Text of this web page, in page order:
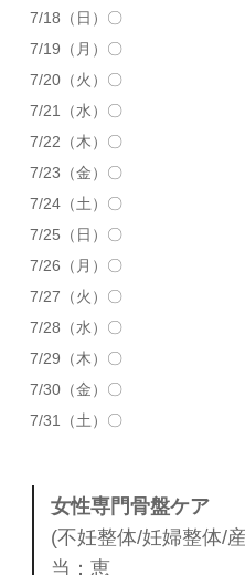
7/18（日）〇
7/19（月）〇
7/20（火）〇
7/21（水）〇
7/22（木）〇
7/23（金）〇
7/24（土）〇
7/25（日）〇
7/26（月）〇
7/27（火）〇
7/28（水）〇
7/29（木）〇
7/30（金）〇
7/31（土）〇
女性専門骨盤ケア
(不妊整体/妊婦整体/
当：恵